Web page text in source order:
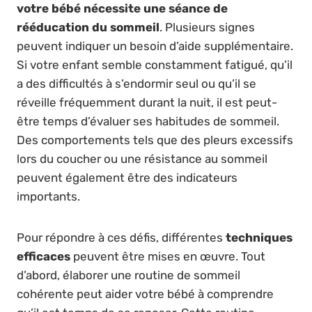
votre bébé nécessite une séance de
rééducation du sommeil. Plusieurs signes
peuvent indiquer un besoin d’aide supplémentaire.
Si votre enfant semble constamment fatigué, qu’il
a des difficultés à s’endormir seul ou qu’il se
réveille fréquemment durant la nuit, il est peut-
être temps d’évaluer ses habitudes de sommeil.
Des comportements tels que des pleurs excessifs
lors du coucher ou une résistance au sommeil
peuvent également être des indicateurs
importants.
Pour répondre à ces défis, différentes techniques
efficaces peuvent être mises en œuvre. Tout
d’abord, élaborer une routine de sommeil
cohérente peut aider votre bébé à comprendre